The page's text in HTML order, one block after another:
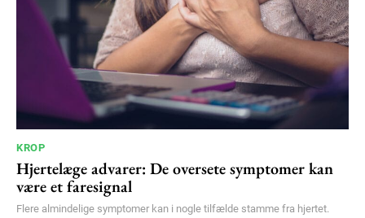
KROP
Hjertelæge advarer: De oversete symptomer kan
være et faresignal
Flere almindelige symptomer kan i nogle tilfælde stamme fra hjertet.